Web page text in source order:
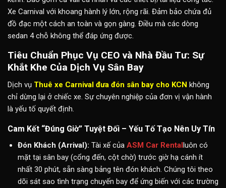
Xe Carnival với khoang hành lý lớn, rộng rãi. Đảm bảo chứa đủ
đồ đạc một cách an toàn và gọn gàng. Điều mà các dòng
sedan 4 chỗ không thể đáp ứng được.
Tiêu Chuẩn Phục Vụ CEO và Nhà Đầu Tư: Sự
Khắt Khe Của Dịch Vụ Sân Bay
Dịch vụ Thuê xe Carnival đưa đón sân bay cho KCN không
chỉ dừng lại ở chiếc xe. Sự chuyên nghiệp của đơn vị vận hành
là yếu tố quyết định.
Cam Kết “Đúng Giờ” Tuyệt Đối – Yếu Tố Tạo Nên Uy Tín
Đón Khách (Arrival): Tài xế của ASM Car Rentalluôn có
mặt tại sân bay (cổng đến, cột chờ) trước giờ hạ cánh ít
nhất 30 phút, sẵn sàng bảng tên đón khách. Chúng tôi theo
dõi sát sao tình trạng chuyến bay để ứng biến với các trường